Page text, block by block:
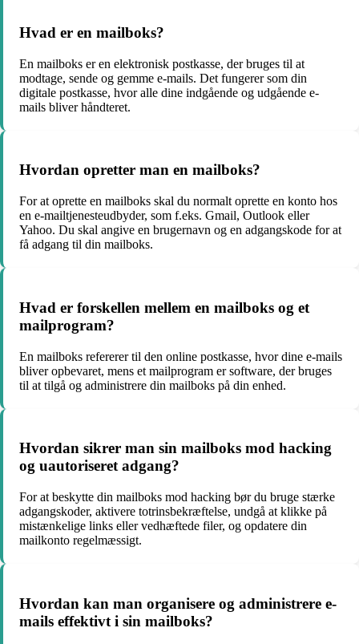
Hvad er en mailboks?
En mailboks er en elektronisk postkasse, der bruges til at
modtage, sende og gemme e-mails. Det fungerer som din
digitale postkasse, hvor alle dine indgående og udgående e-
mails bliver håndteret.
Hvordan opretter man en mailboks?
For at oprette en mailboks skal du normalt oprette en konto hos
en e-mailtjenesteudbyder, som f.eks. Gmail, Outlook eller
Yahoo. Du skal angive en brugernavn og en adgangskode for at
få adgang til din mailboks.
Hvad er forskellen mellem en mailboks og et
mailprogram?
En mailboks refererer til den online postkasse, hvor dine e-mails
bliver opbevaret, mens et mailprogram er software, der bruges
til at tilgå og administrere din mailboks på din enhed.
Hvordan sikrer man sin mailboks mod hacking
og uautoriseret adgang?
For at beskytte din mailboks mod hacking bør du bruge stærke
adgangskoder, aktivere totrinsbekræftelse, undgå at klikke på
mistænkelige links eller vedhæftede filer, og opdatere din
mailkonto regelmæssigt.
Hvordan kan man organisere og administrere e-
mails effektivt i sin mailboks?